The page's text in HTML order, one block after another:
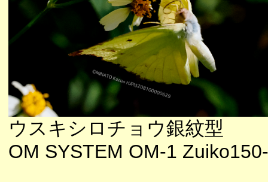
ウスキシロチョウ銀紋型
OM SYSTEM OM-1